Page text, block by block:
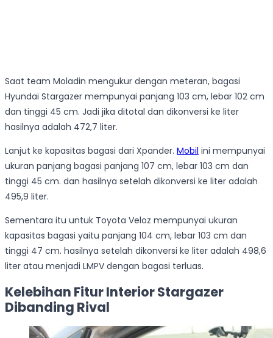
Saat team Moladin mengukur dengan meteran, bagasi
Hyundai Stargazer mempunyai panjang 103 cm, lebar 102 cm
dan tinggi 45 cm. Jadi jika ditotal dan dikonversi ke liter
hasilnya adalah 472,7 liter.
Lanjut ke kapasitas bagasi dari Xpander. Mobil ini mempunyai
ukuran panjang bagasi panjang 107 cm, lebar 103 cm dan
tinggi 45 cm. dan hasilnya setelah dikonversi ke liter adalah
495,9 liter.
Sementara itu untuk Toyota Veloz mempunyai ukuran
kapasitas bagasi yaitu panjang 104 cm, lebar 103 cm dan
tinggi 47 cm. hasilnya setelah dikonversi ke liter adalah 498,6
liter atau menjadi LMPV dengan bagasi terluas.
Kelebihan Fitur Interior Stargazer
Dibanding Rival